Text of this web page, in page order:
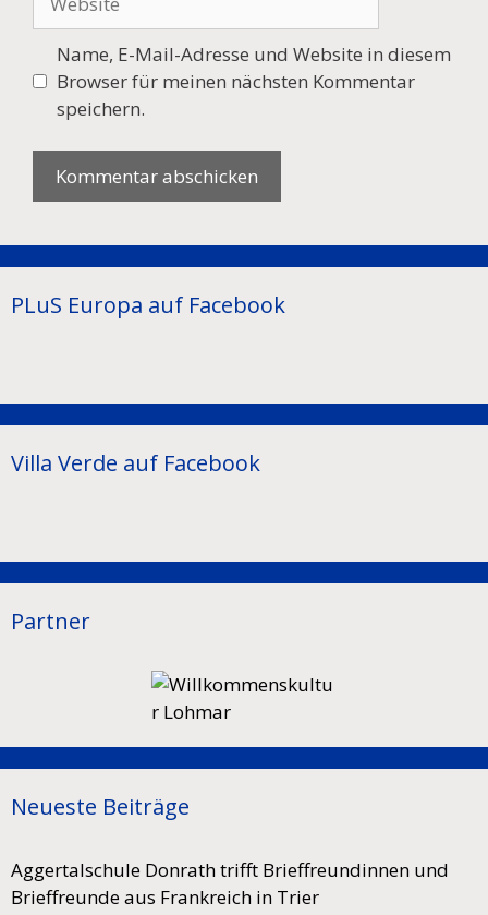
Name, E-Mail-Adresse und Website in diesem
Browser für meinen nächsten Kommentar
speichern.
PLuS Europa auf Facebook
Villa Verde auf Facebook
Partner
Neueste Beiträge
Aggertalschule Donrath trifft Brieffreundinnen und
Brieffreunde aus Frankreich in Trier